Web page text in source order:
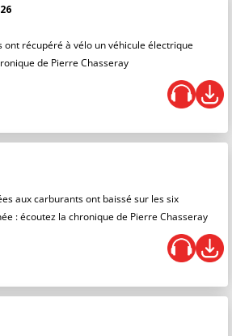
ont récupéré à vélo un véhicule électrique
de Pierre Chasseray
aux carburants ont baissé sur les six
: écoutez la chronique de Pierre Chasseray